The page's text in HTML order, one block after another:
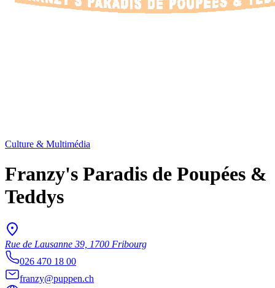
Culture & Multimédia
Franzy's Paradis de Poupées &
Teddys
Rue de Lausanne 39, 1700 Fribourg
026 470 18 00
franzy@puppen.ch